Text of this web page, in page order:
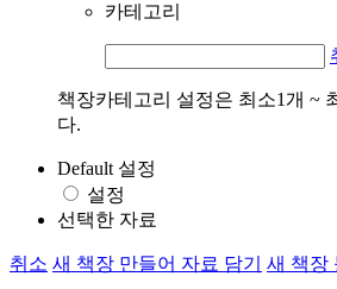
카테고리
책장카테고리 설정은 최소1개 ~
다.
Default 설정
설정
선택한 자료
취소 새 책장 만들어 자료 담기 새 책장